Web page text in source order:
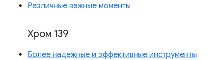
Различные важные моменты
Хром 139
Более надежные и эффективные инструменты